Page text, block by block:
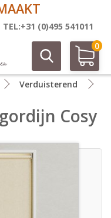
TEL:+31 (0)495 541011
0
Verduisterend
Cosy